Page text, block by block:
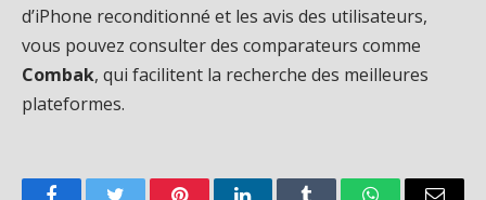
d’iPhone reconditionné et les avis des utilisateurs,
vous pouvez consulter des comparateurs comme
Combak, qui facilitent la recherche des meilleures
plateformes.